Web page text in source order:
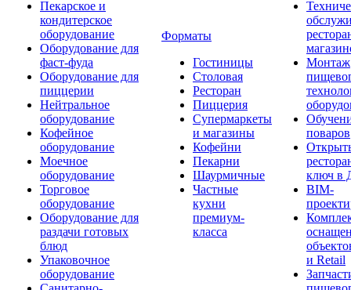
Пекарское и
кондитерское
оборудование
Оборудование для
фаст-фуда
Оборудование для
пиццерии
Нейтральное
оборудование
Кофейное
оборудование
Моечное
оборудование
Торговое
оборудование
Оборудование для
раздачи готовых
блюд
Упаковочное
оборудование
Форматы
Гостиницы
Столовая
Ресторан
Пиццерия
Супермаркеты
и магазины
Кофейни
Пекарни
Шаурмичные
Частные
кухни
премиум-
класса
Монтаж
поваров
ключ в
BIM-
и Retail